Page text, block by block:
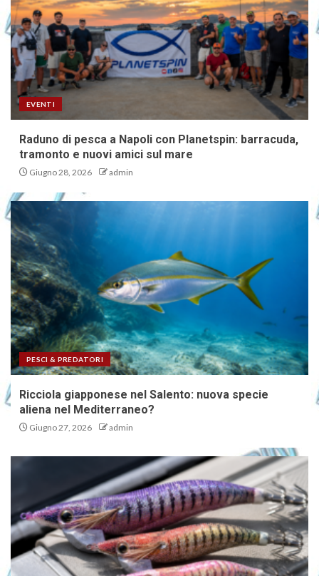
EVENTI
Raduno di pesca a Napoli con Planetspin: barracuda,
tramonto e nuovi amici sul mare
Giugno 28, 2026 admin
PESCI & PREDATORI
Ricciola giapponese nel Salento: nuova specie
aliena nel Mediterraneo?
Giugno 27, 2026 admin